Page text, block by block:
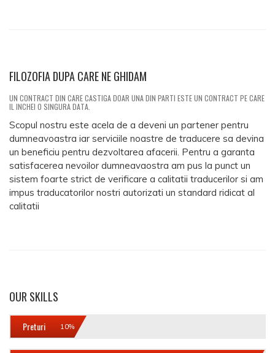
FILOZOFIA DUPA CARE NE GHIDAM
UN CONTRACT DIN CARE CASTIGA DOAR UNA DIN PARTI ESTE UN CONTRACT PE CARE
IL INCHEI O SINGURA DATA.
Scopul nostru este acela de a deveni un partener pentru
dumneavoastra iar serviciile noastre de traducere sa devina
un beneficiu pentru dezvoltarea afacerii. Pentru a garanta
satisfacerea nevoilor dumneavaostra am pus la punct un
sistem foarte strict de verificare a calitatii traducerilor si am
impus traducatorilor nostri autorizati un standard ridicat al
calitatii
OUR SKILLS
Preturi 10%